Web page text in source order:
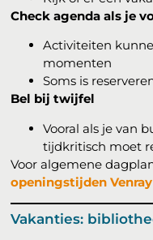
Check agenda als je
Activiteiten
momenten
Soms is
Bel bij twijfel
Vooral als je van
tijdkritisch moet
Voor algemene
openingstijden Venray
Vakanties: